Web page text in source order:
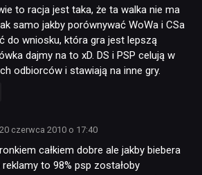
to racja jest taka, że ta walka nie ma
samo jakby porównywać WoWa i CSa
do wniosku, która gra jest lepszą
dajmy na to xD. DS i PSP celują w
odbiorców i stawiają na inne gry.
20 czerwca 2010 o 17:40
całkiem dobre ale jakby biebera
to 98% psp zostałoby